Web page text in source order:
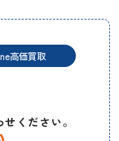
高価買取
ください。